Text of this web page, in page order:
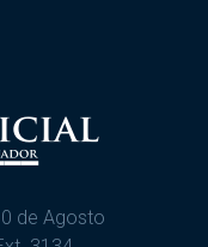
de Agosto